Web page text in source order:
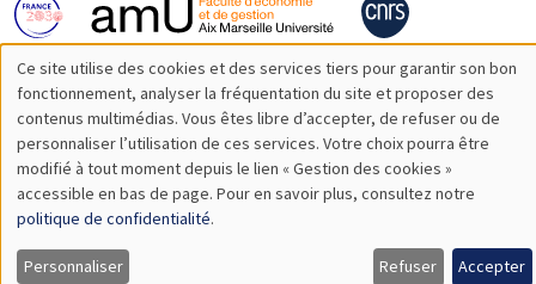
Utilisation
des
données
personnelles
et
Ce site utilise des cookies et des services tiers pour garantir son bon
fonctionnement, analyser la fréquentation du site et proposer des
contenus multimédias. Vous êtes libre d’accepter, de refuser ou de
personnaliser l’utilisation de ces services. Votre choix pourra être
modifié à tout moment depuis le lien « Gestion des cookies »
accessible en bas de page. Pour en savoir plus, consultez notre
politique de confidentialité.
Personnaliser Refuser Accepter